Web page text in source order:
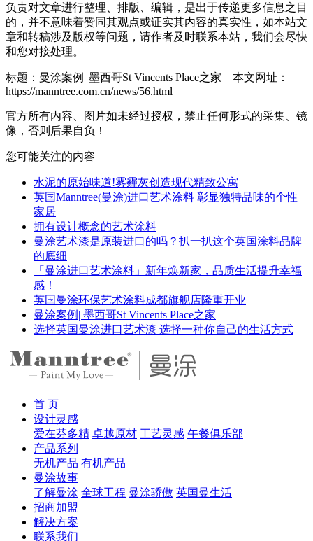
负责对文章进行整理、排版、编辑，是出于传递更多信息之目
的，并不意味着赞同其观点或证实其内容的真实性，如本站文
章和转稿涉及版权等问题，请作者及时联系本站，我们会尽快
和您对接处理。
标题：曼涂案例| 墨西哥St Vincents Place之家 本文网址：
https://manntree.com.cn/news/56.html
官方所有内容、图片如未经过授权，禁止任何形式的采集、镜
像，否则后果自负！
您可能关注的内容
水泥的原始味道!雾霾灰创造现代精致公寓
英国Manntree(曼涂)进口艺术涂料 彰显独特品味的个性
家居
拥有设计概念的艺术涂料
曼涂艺术漆是原装进口的吗？扒一扒这个英国涂料品牌
的底细
「曼涂进口艺术涂料」新年焕新家，品质生活提升幸福
感！
英国曼涂环保艺术涂料成都旗舰店隆重开业
曼涂案例| 墨西哥St Vincents Place之家
选择英国曼涂进口艺术漆 选择一种你自己的生活方式
首 页
设计灵感
爱在芬多精 卓越原材 工艺灵感 午餐俱乐部
产品系列
无机产品 有机产品
曼涂故事
了解曼涂 全球工程 曼涂骄傲 英国曼生活
招商加盟
解决方案
联系我们